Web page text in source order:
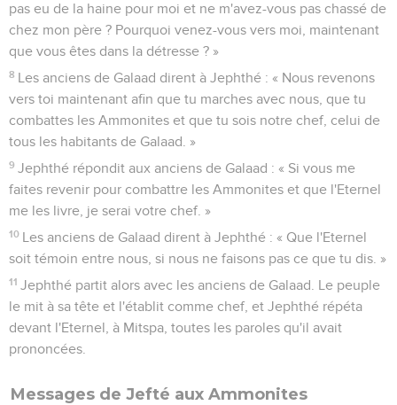
pas eu de la haine pour moi et ne m'avez-vous pas chassé de
chez mon père ? Pourquoi venez-vous vers moi, maintenant
que vous êtes dans la détresse ? »
8 Les anciens de Galaad dirent à Jephthé : « Nous revenons
vers toi maintenant afin que tu marches avec nous, que tu
combattes les Ammonites et que tu sois notre chef, celui de
tous les habitants de Galaad. »
9 Jephthé répondit aux anciens de Galaad : « Si vous me
faites revenir pour combattre les Ammonites et que l'Eternel
me les livre, je serai votre chef. »
10 Les anciens de Galaad dirent à Jephthé : « Que l'Eternel
soit témoin entre nous, si nous ne faisons pas ce que tu dis. »
11 Jephthé partit alors avec les anciens de Galaad. Le peuple
le mit à sa tête et l'établit comme chef, et Jephthé répéta
devant l'Eternel, à Mitspa, toutes les paroles qu'il avait
prononcées.
Messages de Jefté aux Ammonites